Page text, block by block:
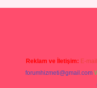
Reklam ve İletişim: E-
forumhizmeti@gmail.com